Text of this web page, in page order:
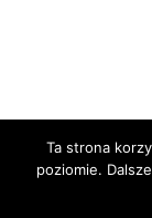
Ta strona
poziomie.